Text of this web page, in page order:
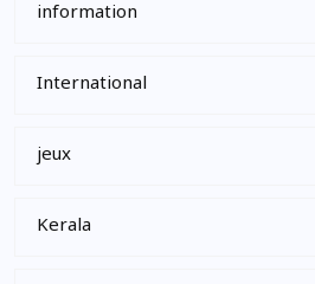
information
International
jeux
Kerala